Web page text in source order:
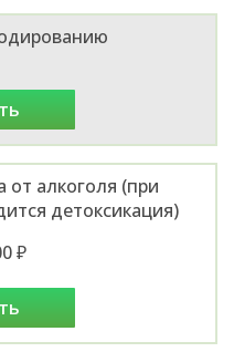
алкоголя (при
детоксикация)
₽